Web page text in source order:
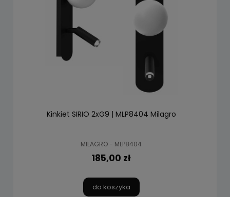
Kinkiet SIRIO 2xG9 | MLP8404 Milagro
MILAGRO - MLP8404
185,00 zł
do koszyka